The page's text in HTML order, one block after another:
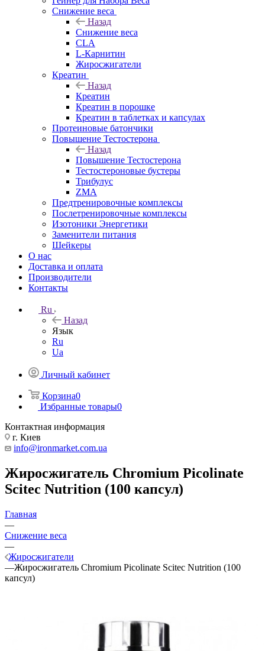
Снижение веса
Назад
Снижение веса
CLA
L-Карнитин
Жиросжигатели
Креатин
Назад
Креатин
Креатин в порошке
Креатин в таблетках и капсулах
Протеиновые батончики
Повышение Тестостерона
Назад
Повышение Тестостерона
Тестостероновые бустеры
Трибулус
ZMA
Предтренировочные комплексы
Послетренировочные комплексы
Изотоники Энергетики
Заменители питания
Шейкеры
О нас
Доставка и оплата
Производители
Контакты
Ru
Назад
Язык
Ru
Ua
Личный кабинет
Корзина0
Избранные товары0
Контактная информация
г. Киев
info@ironmarket.com.ua
Жиросжигатель Chromium Picolinate
Scitec Nutrition (100 капсул)
Главная
—
Снижение веса
—
Жиросжигатели
—Жиросжигатель Chromium Picolinate Scitec Nutrition (100
капсул)